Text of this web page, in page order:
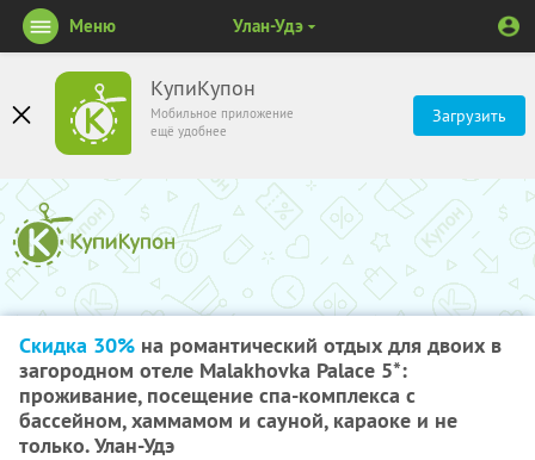
КупиКупон
Мобильное приложение
ещё удобнее
Загрузить
Меню Улан-Удэ
Скидка 30% на романтический отдых для двоих в
загородном отеле Malakhovka Palace 5*:
проживание, посещение спа-комплекса с
бассейном, хаммамом и сауной, караоке и не
только. Улан-Удэ